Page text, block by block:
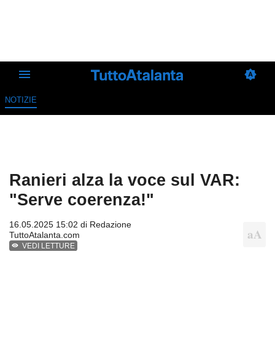
NOTIZIE
Ranieri alza la voce sul VAR:
"Serve coerenza!"
16.05.2025 15:02 di Redazione
TuttoAtalanta.com
VEDI LETTURE